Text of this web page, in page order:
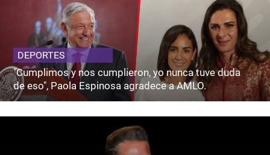
DEPORTES
"Cumplimos y nos cumplieron, yo nunca tuve duda
de eso", Paola Espinosa agradece a AMLO.